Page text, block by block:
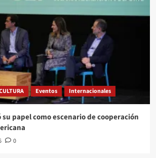
Eventos Internacionales
papel como escenario de cooperación
0